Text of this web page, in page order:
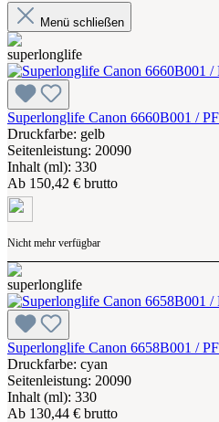
Menü schließen
Superlonglife Canon 6660B001 /
Druckfarbe: gelb
Seitenleistung: 20090
Inhalt (ml): 330
Ab 150,42 € brutto
Nicht mehr verfügbar
Superlonglife Canon 6658B001 /
Druckfarbe: cyan
Seitenleistung: 20090
Inhalt (ml): 330
Ab 130,44 € brutto